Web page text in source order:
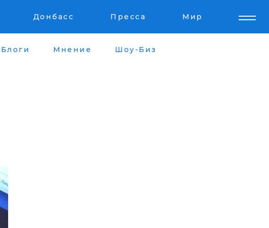
Донбасс Пресса Мир
Блоги Мнение Шоу-Биз